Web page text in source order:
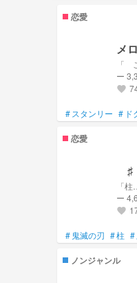
【 My Friends
# 🎧🍬 #
【 My Fam
# 🍃&⚜️ |
# 👥️ | 🎧🍬
＃ Tomorrow X
＃ ツイステ
＃ 初葉
恋愛
メ
「
ー
favorite
# スタンリー #
恋愛
♯
ー
favorite
# 鬼滅の刃 #柱 #
ノンジャンル